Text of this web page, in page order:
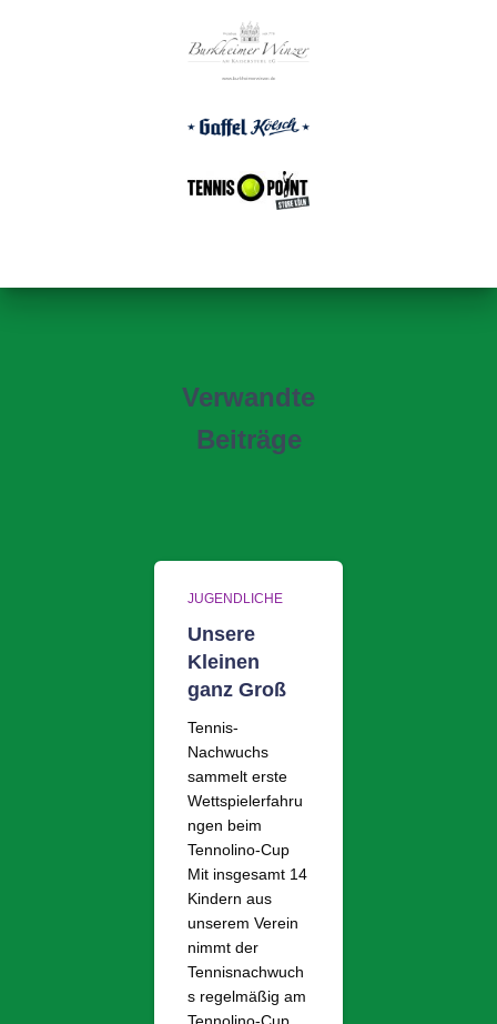
Verwandte
Beiträge
JUGENDLICHE
Unsere
Kleinen
ganz Groß
Tennis-
Nachwuchs
sammelt erste
Wettspielerfahru
ngen beim
Tennolino-Cup
Mit insgesamt 14
Kindern aus
unserem Verein
nimmt der
Tennisnachwuch
s regelmäßig am